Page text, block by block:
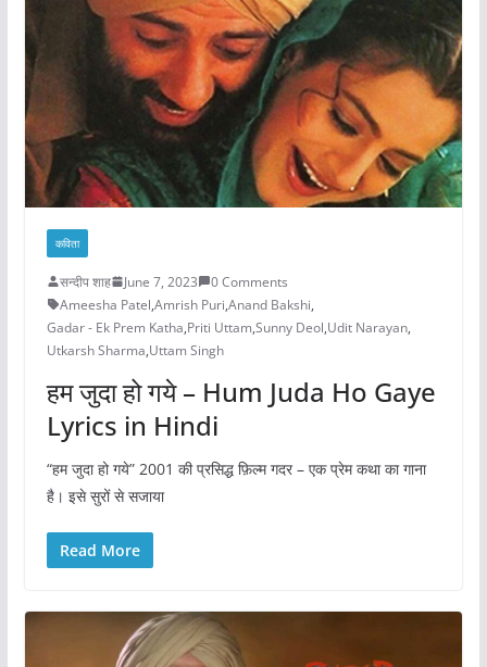
कविता
सन्दीप शाह June 7, 2023
0 Comments
Ameesha Patel,Amrish Puri,Anand Bakshi,
Gadar - Ek Prem Katha,Priti Uttam,Sunny Deol,Udit Narayan,
Utkarsh Sharma,Uttam Singh
हम जुदा हो गये – Hum Juda Ho Gaye
Lyrics in Hindi
“हम जुदा हो गये” 2001 की प्रसिद्ध फ़िल्म गदर – एक प्रेम कथा का गाना
है। इसे सुरों से सजाया
Read More